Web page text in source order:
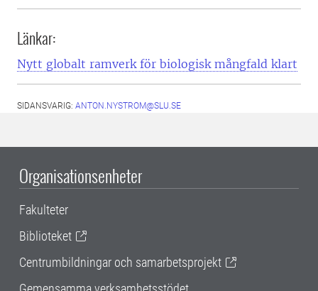
Länkar:
Nytt globalt ramverk för biologisk mångfald klart
SIDANSVARIG: ANTON.NYSTROM@SLU.SE
Organisationsenheter
Fakulteter
Biblioteket
Centrumbildningar och samarbetsprojekt